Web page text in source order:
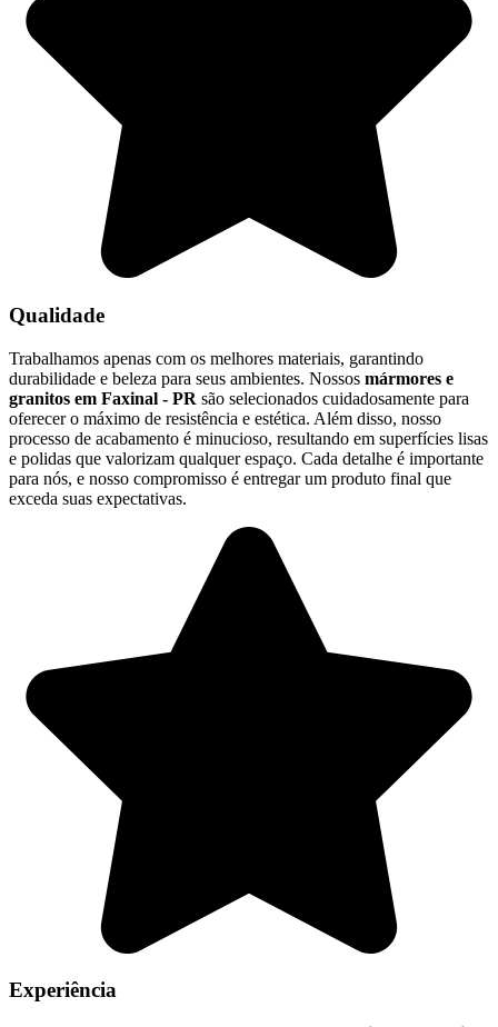
Qualidade
Trabalhamos apenas com os melhores materiais, garantindo
durabilidade e beleza para seus ambientes. Nossos mármores e
granitos em Faxinal - PR são selecionados cuidadosamente para
oferecer o máximo de resistência e estética. Além disso, nosso
processo de acabamento é minucioso, resultando em superfícies lisas
e polidas que valorizam qualquer espaço. Cada detalhe é importante
para nós, e nosso compromisso é entregar um produto final que
exceda suas expectativas.
Experiência